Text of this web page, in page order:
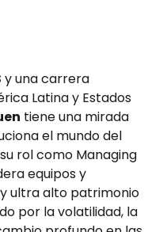
y una carrera
Latina y Estados
tiene una mirada
el mundo del
rol como Managing
equipos y
ultra alto patrimonio
por la volatilidad, la